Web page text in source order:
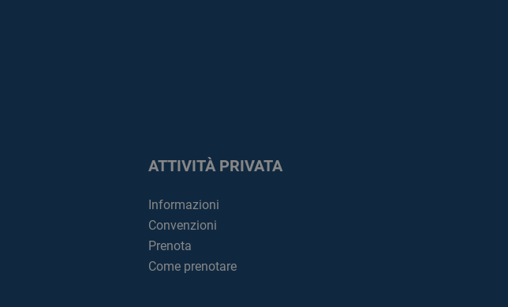
ATTIVITÀ PRIVATA
Informazioni
Convenzioni
Prenota
Come prenotare